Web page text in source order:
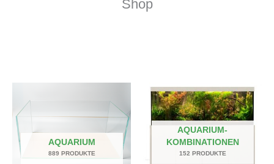
Shop
AQUARIUM
889 PRODUKTE
AQUARIUM-
KOMBINATIONEN
152 PRODUKTE